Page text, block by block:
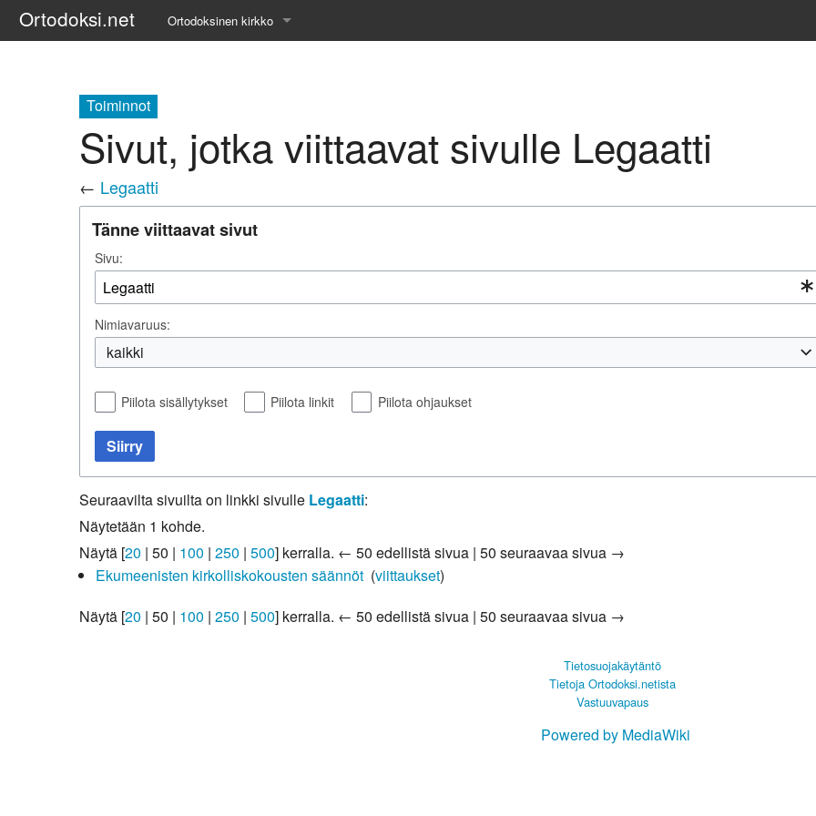
Ortodoksi.net Ortodoksinen kirkko
Opetuspuheet
Etiikka
Uskonoppi
Kirkkotaide
Suomen kirkko
Toiminnot
Sivut, jotka viittaavat sivulle Legaatti
← Legaatti
Tänne viittaavat sivut
Sivu:
Nimiavaruus:
kaikki
Piilota sisällytykset Piilota linkit Piilota ohjaukset
Siirry
Seuraavilta sivuilta on linkki sivulle Legaatti:
Näytetään 1 kohde.
Näytä [20 | 50 | 100 | 250 | 500] kerralla. ← 50 edellistä sivua | 50 seuraavaa sivua →
Ekumeenisten kirkolliskokousten säännöt‎ (viittaukset)
Näytä [20 | 50 | 100 | 250 | 500] kerralla. ← 50 edellistä sivua | 50 seuraavaa sivua →
Tietosuojakäytäntö
Tietoja Ortodoksi.netista
Vastuuvapaus
Powered by MediaWiki